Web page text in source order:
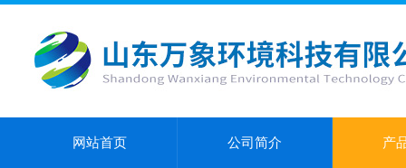
网站首页 公司简介 产